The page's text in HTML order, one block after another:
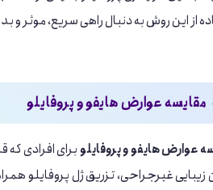
از این روش به دنبال راهی سریع،
مقایسه عوارض هایفو و پروفایلو
عوارض هایفو و پروفایلوبرای افرادی
زیبایی غیرجراحی، تزریق ژل پروفایلو